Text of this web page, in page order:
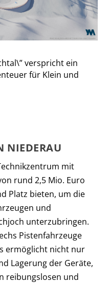
verspricht ein
für Klein und
NIEDERAU
mit
rund 2,5 Mio. Euro
Platz bieten, um die
und
unterzubringen.
Pistenfahrzeuge
ermöglicht nicht nur
Lagerung der Geräte,
reibungslosen und